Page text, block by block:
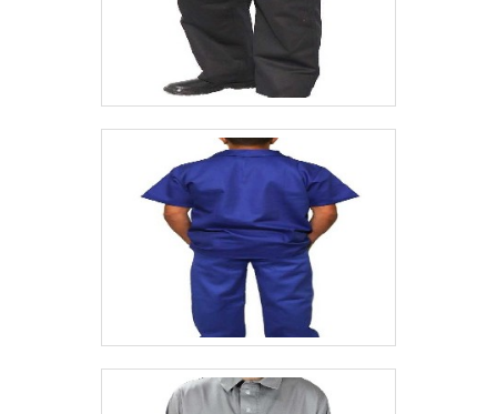
térmica, já que seu material é capaz de
resistir a altas temperaturas e retardar a
propagação de chamas. Dessa forma, isso
é fundamental para que o colaborador
incêndios ou explosões em ambientes de
trabalho com eletricidade. Limpeza e
higienização de uniformes: como deve ser
feita? 4. Identificação Além de garantir a
segurança, o uniforme NR10 também serve
como uma forma de identificação dos
profissionais que atuam na área elétrica.
Além disso, oferece conforto com cores e
tamanhos variados, facilita o
reconhecimento dos trabalhadores e reforça